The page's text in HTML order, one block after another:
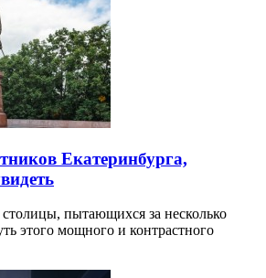
Екатеринбурга,
столицы, пытающихся за несколько
этого мощного и контрастного